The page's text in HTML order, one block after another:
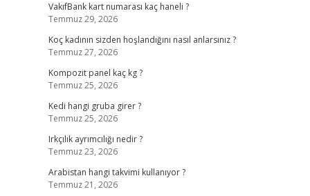
VakıfBank kart numarası kaç haneli ?
Temmuz 29, 2026
Koç kadının sizden hoşlandığını nasıl anlarsınız ?
Temmuz 27, 2026
Kompozit panel kaç kg ?
Temmuz 25, 2026
Kedi hangi gruba girer ?
Temmuz 25, 2026
Irkçılık ayrımcılığı nedir ?
Temmuz 23, 2026
Arabistan hangi takvimi kullanıyor ?
Temmuz 21, 2026